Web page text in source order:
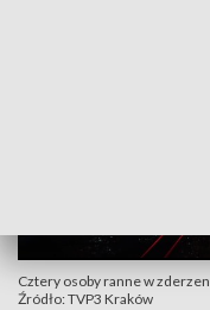
Cztery osoby ranne w
Źródło: TVP3 Kraków